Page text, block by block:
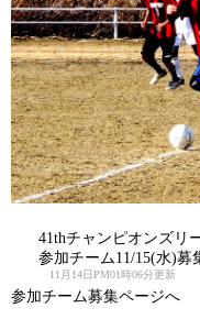
41thチャンピオンズリ
参加チーム11/15(水)募
11月14日PM01時06分更新
参加チーム募集ページへ